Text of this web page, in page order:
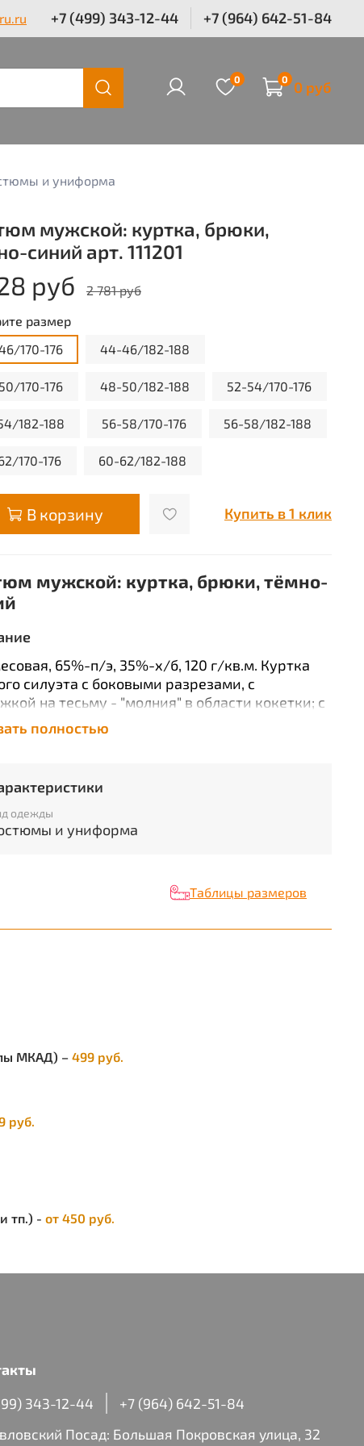
+7 (499) 343-12-44 +7 (964) 642-51-84
0 0 0 руб
и униформа
мужской: куртка, брюки,
синий арт. 111201
руб
2 781 руб
размер
170-176
44-46/182-188
170-176 48-50/182-188 52-54/170-176
182-188 56-58/170-176 56-58/182-188
170-176 60-62/182-188
В корзину Купить в 1 клик
мужской: куртка, брюки, тёмно-
65%-п/э, 35%-х/б, 120 г/кв.м. Куртка
силуэта с боковыми разрезами, с
на тесьму - "молния" в области кокетки; с
воротником; с нагрудным левым и двумя
накладными карманами. Рукава втачные,
ГОСТ 25295-2003
полностью
одежды
и униформа
Таблицы размеров
МКАД) – 499 руб.
руб.
тп.) - от 450 руб.
343-12-44
+7 (964) 642-51-84
Посад: Большая Покровская улица, 32